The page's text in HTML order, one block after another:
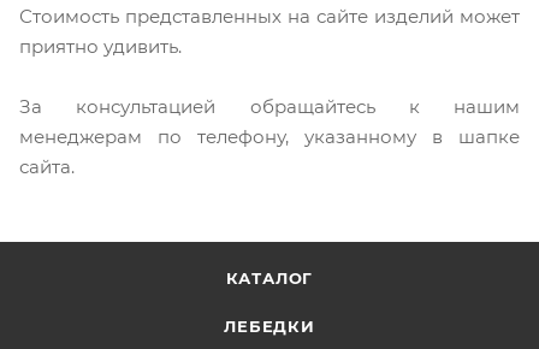
Стоимость представленных на сайте изделий может
приятно удивить.
За консультацией обращайтесь к нашим
менеджерам по телефону, указанному в шапке
сайта.
КАТАЛОГ
ЛЕБЕДКИ